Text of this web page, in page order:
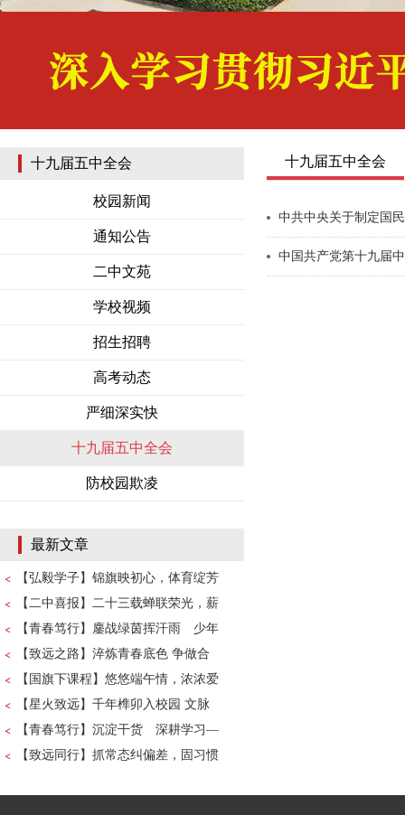
十九届五中全会
校园新闻
通知公告
二中文苑
学校视频
招生招聘
高考动态
严细深实快
十九届五中全会
防校园欺凌
最新文章
【弘毅学子】锦旗映初心，体育绽芳
【二中喜报】二十三载蝉联荣光，薪
【青春笃行】鏖战绿茵挥汗雨 少年
【致远之路】淬炼青春底色 争做合
【国旗下课程】悠悠端午情，浓浓爱
【星火致远】千年榫卯入校园 文脉
【青春笃行】沉淀干货 深耕学习—
【致远同行】抓常态纠偏差，固习惯
十九届五中全会
中共中央关于制定国
中国共产党第十九届